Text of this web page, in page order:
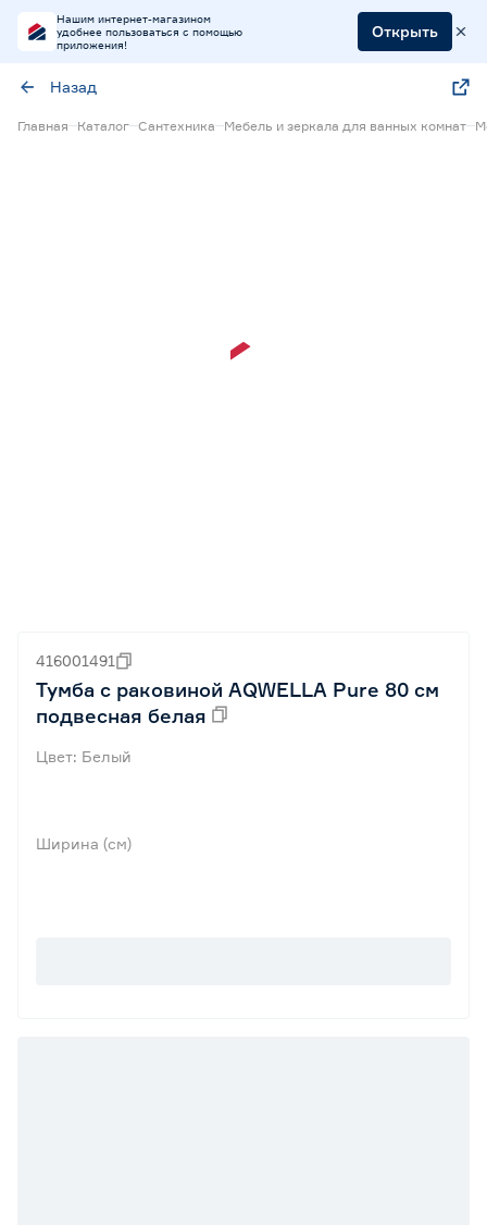
Нашим интернет-магазином
удобнее пользоваться с помощью
приложения!
Открыть
Назад
Главная Каталог Сантехника Мебель и зеркала для ванных комнат
416001491
Тумба с раковиной AQWELLA Pure 80 см
подвесная белая
Цвет: Белый
Ширина (см)